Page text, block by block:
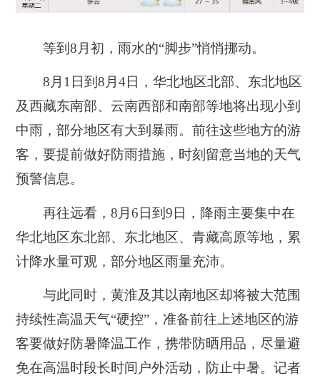
等到8月初，雨水的“脚步”悄悄挪动。
8月1日到8月4日，华北地区北部、东北地区
及西藏东南部、云南西部和南部等地将出现小到
中雨，部分地区有大到暴雨。前往这些地方的游
客，要提前做好防雨措施，时刻留意当地的天气
预警信息。
再往远看，8月6日到9日，降雨主要集中在
华北地区东北部、东北地区、青藏高原等地，累
计降水量可观，部分地区雨量充沛。
与此同时，黄淮及其以南地区却将被大范围
持续性高温天气“硬控”，准备前往上述地区的游
客要做好防暑降温工作，携带防晒用品，尽量避
免在高温时段长时间户外活动，防止中暑。记者